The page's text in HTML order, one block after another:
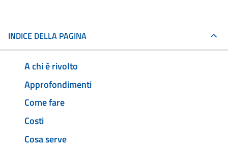
INDICE DELLA PAGINA
A chi è rivolto
Approfondimenti
Come fare
Costi
Cosa serve